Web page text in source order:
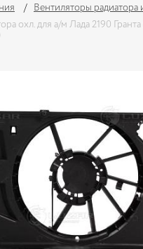
Вентиляторы радиатора
охл. для а/м Лада 2190 Гранта